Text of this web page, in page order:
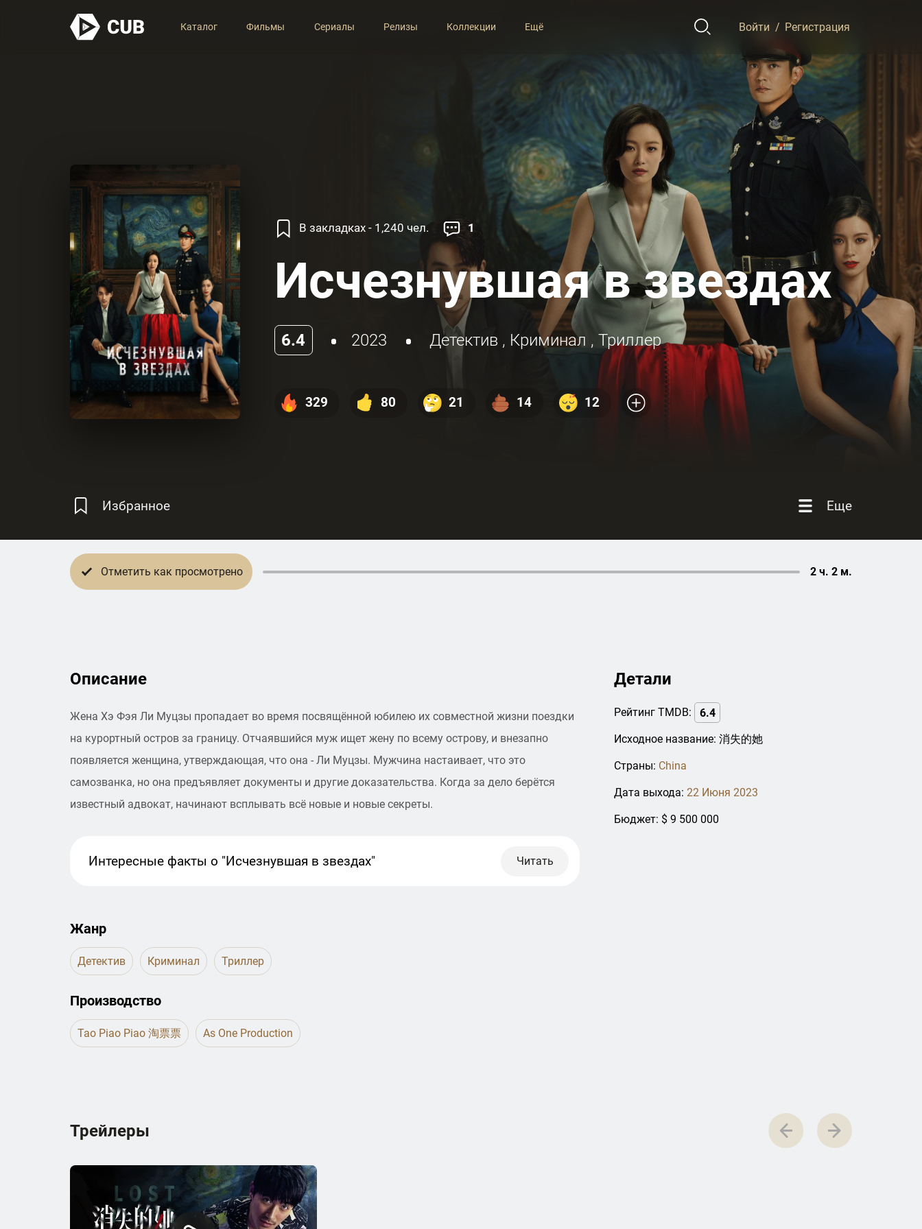
Каталог Фильмы Сериалы Релизы Коллекции Ещё Войти / Регистрация
В закладках - 1,240 чел. 1
Исчезнувшая в звездах
6.4 2023 Детектив , Криминал ,Триллер
329 80 21 14 12
Избранное Еще
Отметить как просмотрено 2 ч. 2 м.
Описание
Жена Хэ Фэя Ли Муцзы пропадает во время посвящённой юбилею их совместной жизни поездки
на курортный остров за границу. Отчаявшийся муж ищет жену по всему острову, и внезапно
появляется женщина, утверждающая, что она - Ли Муцзы. Мужчина настаивает, что это
самозванка, но она предъявляет документы и другие доказательства. Когда за дело берётся
известный адвокат, начинают всплывать всё новые и новые секреты.
Интересные факты о "Исчезнувшая в звездах" Читать
Детали
Рейтинг TMDB: 6.4
Исходное название: 消失的她
Страны: China
Дата выхода: 22 Июня 2023
Бюджет: $ 9 500 000
Жанр
Детектив Криминал Триллер
Производство
Tao Piao Piao 淘票票 As One Production
Трейлеры